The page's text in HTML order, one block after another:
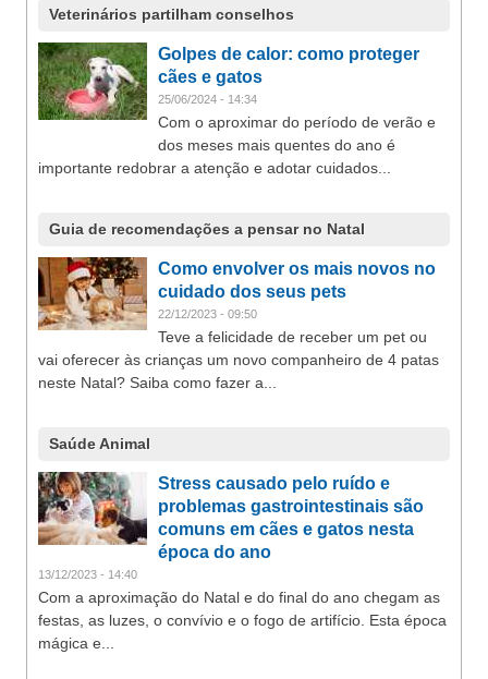
Veterinários partilham conselhos
Golpes de calor: como proteger
cães e gatos
25/06/2024 - 14:34
Com o aproximar do período de verão e
dos meses mais quentes do ano é
importante redobrar a atenção e adotar cuidados...
Guia de recomendações a pensar no Natal
Como envolver os mais novos no
cuidado dos seus pets
22/12/2023 - 09:50
Teve a felicidade de receber um pet ou
vai oferecer às crianças um novo companheiro de 4 patas
neste Natal? Saiba como fazer a...
Saúde Animal
Stress causado pelo ruído e
problemas gastrointestinais são
comuns em cães e gatos nesta
época do ano
13/12/2023 - 14:40
Com a aproximação do Natal e do final do ano chegam as
festas, as luzes, o convívio e o fogo de artifício. Esta época
mágica e...